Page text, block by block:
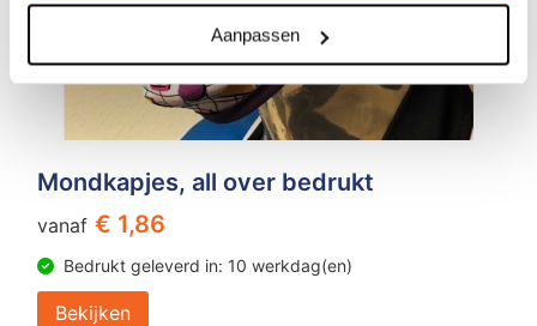
Aanpassen
Mondkapjes, all over bedrukt
vanaf € 1,86
Bedrukt geleverd in: 10 werkdag(en)
Bekijken